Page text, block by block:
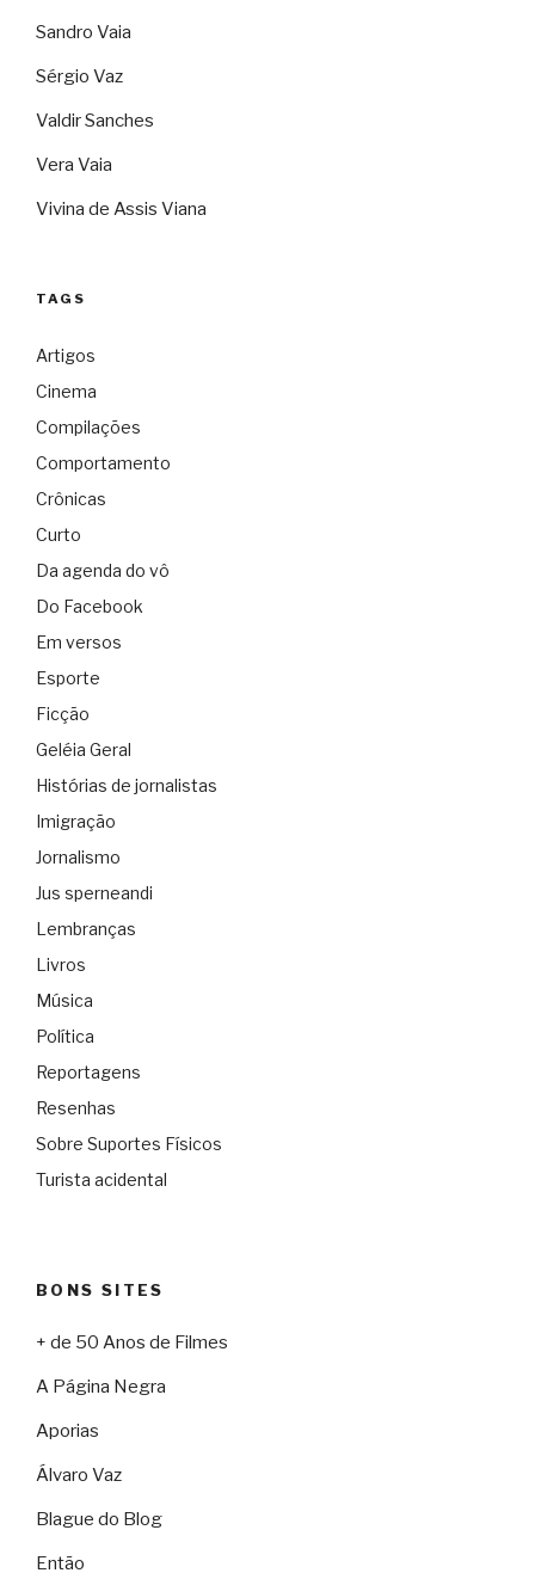
Sandro Vaia
Sérgio Vaz
Valdir Sanches
Vera Vaia
Vivina de Assis Viana
TAGS
Artigos
Cinema
Compilações
Comportamento
Crônicas
Curto
Da agenda do vô
Do Facebook
Em versos
Esporte
Ficção
Geléia Geral
Histórias de jornalistas
Imigração
Jornalismo
Jus sperneandi
Lembranças
Livros
Música
Política
Reportagens
Resenhas
Sobre Suportes Físicos
Turista acidental
BONS SITES
+ de 50 Anos de Filmes
A Página Negra
Aporias
Álvaro Vaz
Blague do Blog
Então